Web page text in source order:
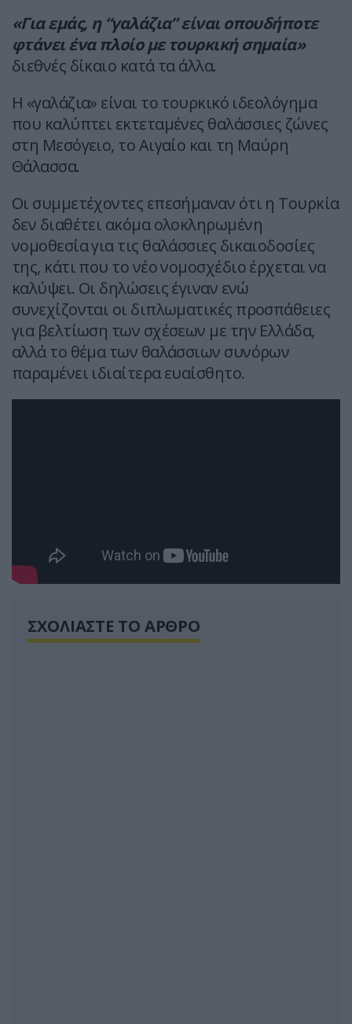
«Για εμάς, η “γαλάζια” είναι οπουδήποτε
φτάνει ένα πλοίο με τουρκική σημαία»
διεθνές δίκαιο κατά τα άλλα.
Η «γαλάζια» είναι το τουρκικό ιδεολόγημα
που καλύπτει εκτεταμένες θαλάσσιες ζώνες
στη Μεσόγειο, το Αιγαίο και τη Μαύρη
Θάλασσα.
Οι συμμετέχοντες επεσήμαναν ότι η Τουρκία
δεν διαθέτει ακόμα ολοκληρωμένη
νομοθεσία για τις θαλάσσιες δικαιοδοσίες
της, κάτι που το νέο νομοσχέδιο έρχεται να
καλύψει. Οι δηλώσεις έγιναν ενώ
συνεχίζονται οι διπλωματικές προσπάθειες
για βελτίωση των σχέσεων με την Ελλάδα,
αλλά το θέμα των θαλάσσιων συνόρων
παραμένει ιδιαίτερα ευαίσθητο.
ΣΧΟΛΙΑΣΤΕ ΤΟ ΑΡΘΡΟ